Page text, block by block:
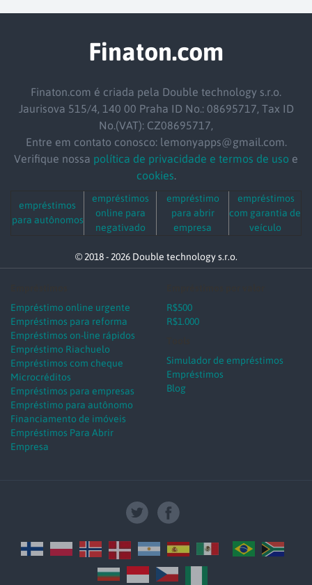
Finaton.com
Finaton.com é criada pela Double technology s.r.o.
Jaurisova 515/4, 140 00 Praha ID No.: 08695717, Tax ID
No.(VAT): CZ08695717,
Entre em contato conosco: lemonyapps@gmail.com.
Verifique nossa política de privacidade e termos de uso e
cookies.
empréstimos
para autônomos
empréstimos
online para
negativado
empréstimo
para abrir
empresa
empréstimos
com garantia de
veículo
© 2018 - 2026 Double technology s.r.o.
Empréstimo online urgente
Empréstimos para reforma
Empréstimos on-line rápidos
Empréstimo Riachuelo
Empréstimos com cheque
Microcréditos
Empréstimos para empresas
Empréstimo para autônomo
Financiamento de imóveis
Empréstimos Para Abrir
Empresa
R$500
R$1.000
Simulador de empréstimos
Empréstimos
Blog